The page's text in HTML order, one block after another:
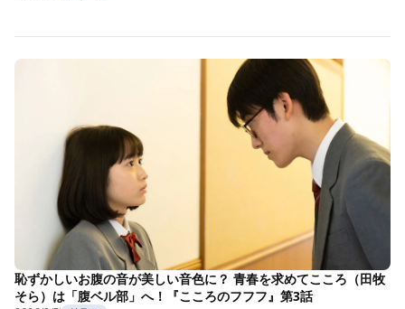
恥ずかしいお腹の音が美しい音色に？ 青春を求めてこころ（田牧
そら）は「腹ベル部」へ！『こころのフフフ』第3話